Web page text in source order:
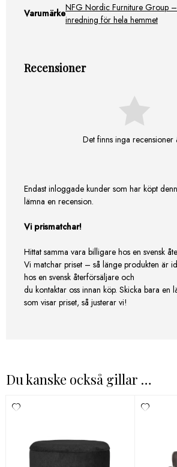
VarumärkeNFG Nordic Furniture Group
inredning för hela hemmet
Recensioner
Det finns inga recensioner
Endast inloggade kunder som har köpt
lämna en recension.
Vi prismatchar!
Hittat samma vara billigare hos en svensk
Vi matchar priset – så länge produkten är
hos en svensk återförsäljare och
du kontaktar oss innan köp. Skicka bara en
som visar priset, så justerar vi!
Du kanske också gillar …